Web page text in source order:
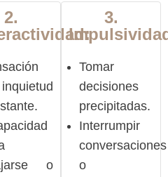
2.
o
3.
Tomar
decisiones
precipitadas.
Interrumpir
conversaciones
o